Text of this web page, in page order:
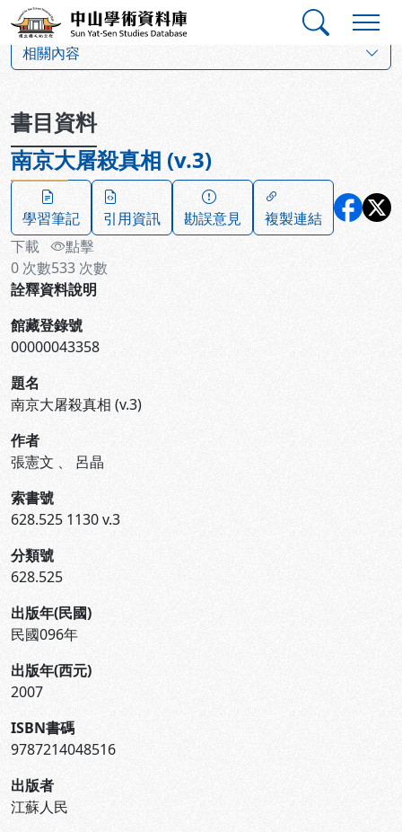
跳到主要內容
中山學術資料庫
相關內容
書目資料
南京大屠殺真相 (v.3)
學習筆記 引用資訊 勘誤意見
複製連結
下載
0 次數
點擊
533 次數
詮釋資料說明
館藏登錄號
00000043358
題名
南京大屠殺真相 (v.3)
作者
張憲文 、 呂晶
索書號
628.525 1130 v.3
分類號
628.525
出版年(民國)
民國096年
出版年(西元)
2007
ISBN書碼
9787214048516
出版者
江蘇人民